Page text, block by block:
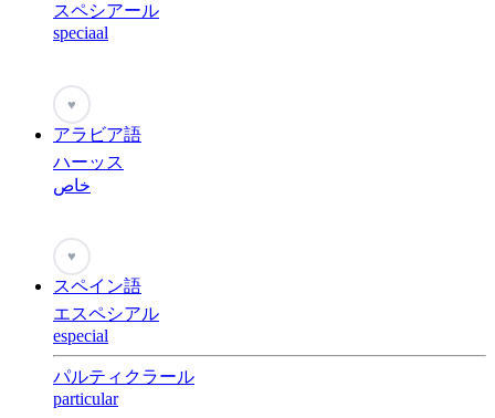
スペシアール
speciaal
♥
アラビア語
ハーッス
خاص
♥
スペイン語
エスペシアル
especial
パルティクラール
particular